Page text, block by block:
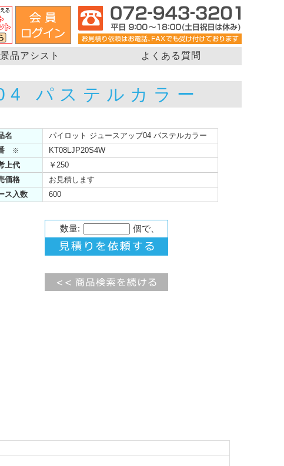
景品アシスト よくある質問
パステルカラー
名
パイロット ジュースアップ04 パステルカラー
※
KT08LJP20S4W
上代
￥250
価格
お見積します
ス入数
600
数量: 個で、